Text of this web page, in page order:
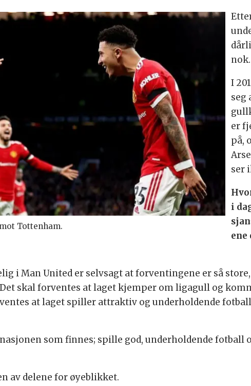
mot Tottenham.
nok.
I
seg
er
på,
ser
i
ene
i Man United er selvsagt at forventingene er så
skal forventes at laget kjemper om ligagull og
at laget spiller attraktiv og underholdende
som finnes; spille god, underholdende fotball
av delene for øyeblikket.